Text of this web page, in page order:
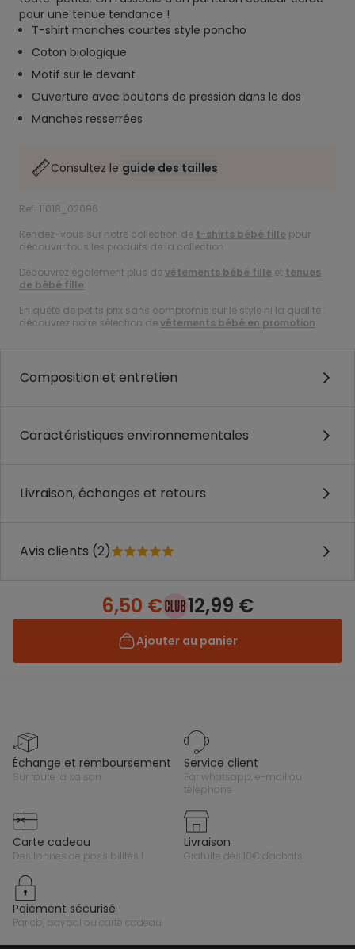
pour une tenue tendance !
T-shirt manches courtes style poncho
Coton biologique
Motif sur le devant
Ouverture avec boutons de pression dans le dos
Manches resserrées
Consultez le guide des tailles
Ref. 11018_02096
Rendez-vous sur notre collection de t-shirts bébé fille pour
découvrir tous les produits de la collection.
Découvrez également plus devêtements bébé fille et tenues
de bébé fille.
En quête de petits prix sans compromis sur le style ni la qualité :
découvrez notre sélection devêtements bébé en promotion.
Composition et entretien
Caractéristiques environnementales
Livraison, échanges et retours
Avis clients (2)
6,50 € 12,99 €
Ajouter au panier
échange et remboursement
sur toute la saison
service client
par whatsapp, e-mail ou
téléphone
carte cadeau
des tonnes de possibilités !
livraison
gratuite dès 10€ d'achats
paiement sécurisé
par cb, paypal ou carte cadeau